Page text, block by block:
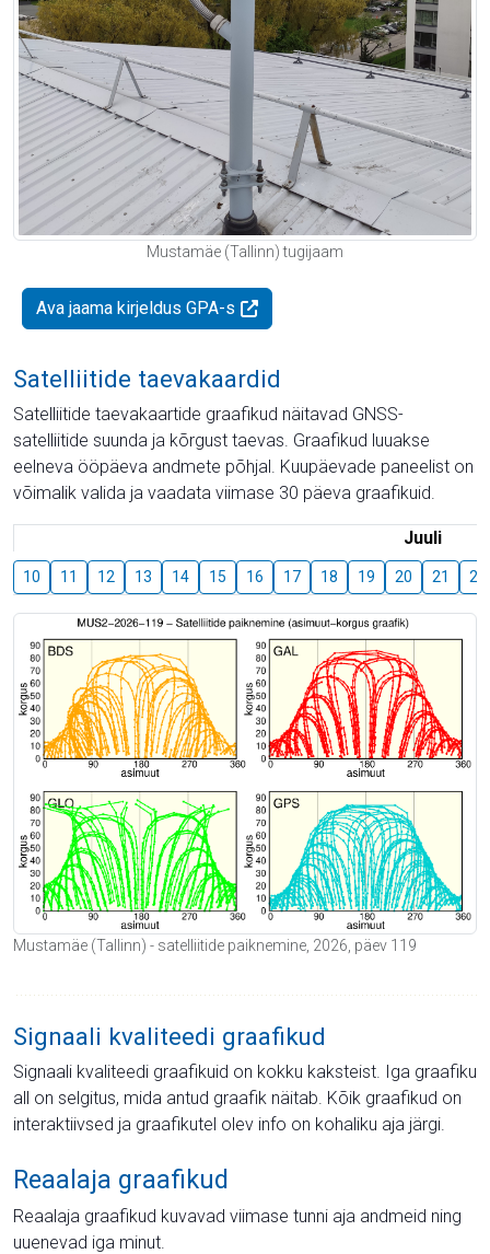
Mustamäe (Tallinn) tugijaam
Ava jaama kirjeldus GPA-s
Satelliitide taevakaardid
Satelliitide taevakaartide graafikud näitavad GNSS-
satelliitide suunda ja kõrgust taevas. Graafikud luuakse
eelneva ööpäeva andmete põhjal. Kuupäevade paneelist on
võimalik valida ja vaadata viimase 30 päeva graafikuid.
Juuli
10 11 12 13 14 15 16 17 18 19 20 21 22
Mustamäe (Tallinn) - satelliitide paiknemine, 2026, päev 119
Signaali kvaliteedi graafikud
Signaali kvaliteedi graafikuid on kokku kaksteist. Iga graafiku
all on selgitus, mida antud graafik näitab. Kõik graafikud on
interaktiivsed ja graafikutel olev info on kohaliku aja järgi.
Reaalaja graafikud
Reaalaja graafikud kuvavad viimase tunni aja andmeid ning
uuenevad iga minut.